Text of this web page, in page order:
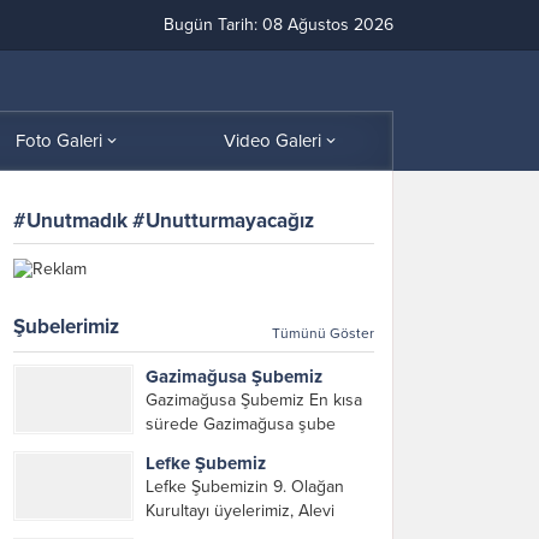
Bugün Tarih: 08 Ağustos 2026
Foto Galeri Video Galeri
#Unutmadık #Unutturmayacağız
Şubelerimiz Tümünü Göster
Gazimağusa Şubemiz
Gazimağusa Şubemiz En kısa
sürede Gazimağusa şube
bilgilerimizi paylaşacağız.
Lefke Şubemiz
Lefke Şubemizin 9. Olağan
Kurultayı üyelerimiz, Alevi